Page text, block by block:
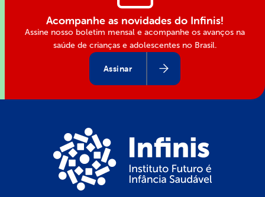
Acompanhe as novidades do Infinis!
Assine nosso boletim mensal e acompanhe os avanços na
saúde de crianças e adolescentes no Brasil.
Assinar